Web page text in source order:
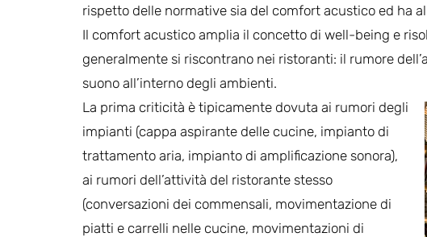
rispetto delle normative sia del comfort acustico ed ha
Il comfort acustico amplia il concetto di well-being e
generalmente si riscontrano nei ristoranti: il rumore
suono all’interno degli ambienti.
La prima criticità è tipicamente dovuta ai rumori degli
impianti (cappa aspirante delle cucine, impianto di
trattamento aria, impianto di amplificazione sonora),
ai rumori dell’attività del ristorante stesso
(conversazioni dei commensali, movimentazione di
piatti e carrelli nelle cucine, movimentazioni di